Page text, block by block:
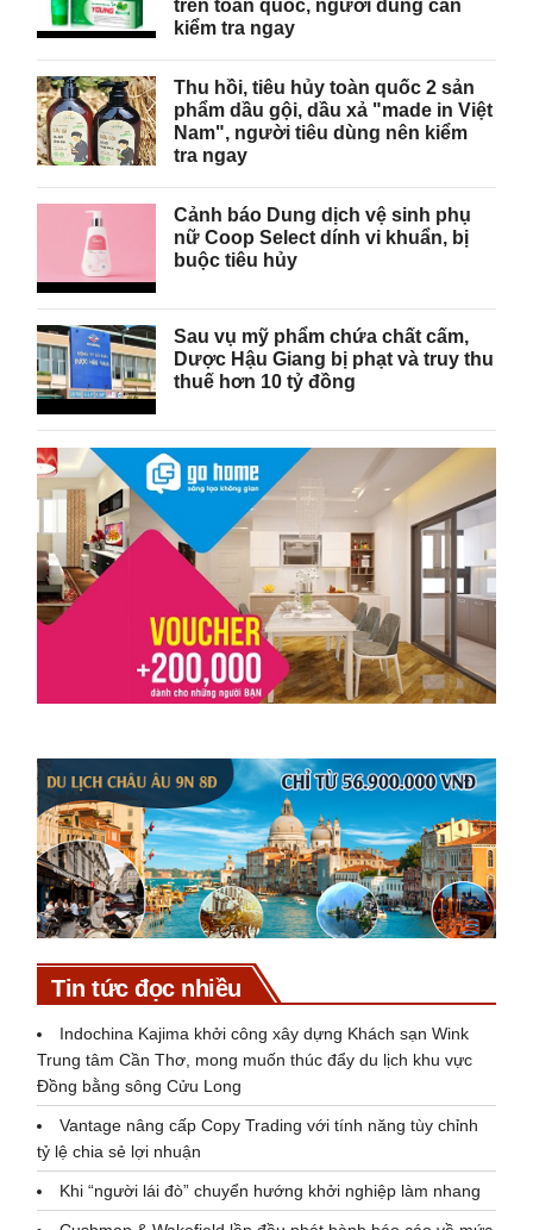
trên toàn quốc, người dùng cần
kiểm tra ngay
Thu hồi, tiêu hủy toàn quốc 2 sản
phẩm dầu gội, dầu xả "made in Việt
Nam", người tiêu dùng nên kiểm
tra ngay
Cảnh báo Dung dịch vệ sinh phụ
nữ Coop Select dính vi khuẩn, bị
buộc tiêu hủy
Sau vụ mỹ phẩm chứa chất cấm,
Dược Hậu Giang bị phạt và truy thu
thuế hơn 10 tỷ đồng
Tin tức đọc nhiều
Indochina Kajima khởi công xây dựng Khách sạn Wink
Trung tâm Cần Thơ, mong muốn thúc đẩy du lịch khu vực
Đồng bằng sông Cửu Long
Vantage nâng cấp Copy Trading với tính năng tùy chỉnh
tỷ lệ chia sẻ lợi nhuận
Khi “người lái đò” chuyển hướng khởi nghiệp làm nhang